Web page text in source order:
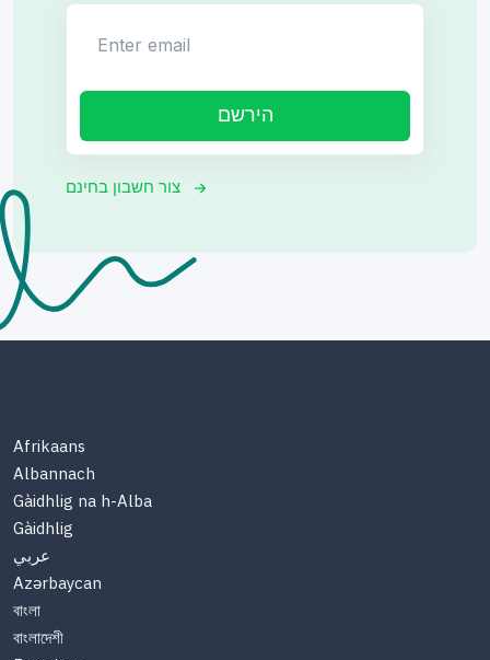
הירשם
צור חשבון בחינם
Afrikaans
Albannach
Gàidhlig na h-Alba
Gàidhlig
عربي
Azərbaycan
বাংলা
বাংলাদেশী